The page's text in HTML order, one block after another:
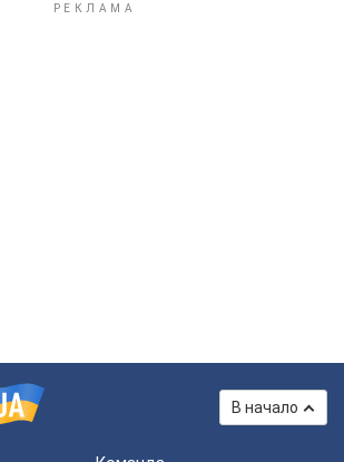
В начало